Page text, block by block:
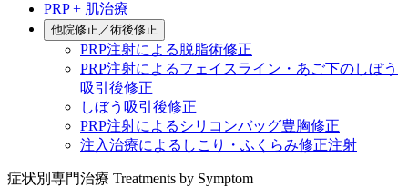
PRP + 肌治療
他院修正／術後修正
PRP注射による脱脂術修正
PRP注射によるフェイスライン・あご下のしぼう
吸引後修正
しぼう吸引後修正
PRP注射によるシリコンバッグ豊胸修正
注入治療によるしこり・ふくらみ修正注射
症状別専門治療 Treatments by Symptom